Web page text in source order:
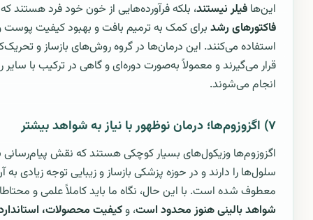
این‌ها فیلر نیستند، بلکه فرآورده‌هایی از خون خود فرد هستند که
فاکتورهای رشد برای کمک به ترمیم بافت و بهبود کیفیت پوست
استفاده می‌کنند. این درمان‌ها در گروه روش‌های بازساز و
قرار می‌گیرند و معمولاً به‌صورت دوره‌ای و گاهی در ترکیب با
انجام می‌شوند.
۷) اگزوزوم‌ها؛ درمان نوظهور با نیاز به شواهد بیشتر
اگزوزوم‌ها وزیکول‌های بسیار کوچکی هستند که نقش پیام‌رسانی
سلول‌ها را دارند و در حوزه پزشکی بازساز و زیبایی توجه زیادی به
معطوف شده است. با این حال، نگاه ما باید کاملاً علمی و
شواهد بالینی هنوز محدود است، وکیفیت محصولات،